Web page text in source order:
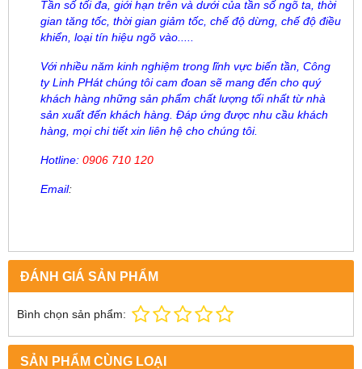
Tần số tối đa, giới hạn trên và dưới của tần số ngõ ta, thời
gian tăng tốc, thời gian giảm tốc, chế độ dừng, chế độ điều
khiển, loại tín hiệu ngõ vào.....
Với nhiều năm kinh nghiệm trong lĩnh vực biến tần, Công
ty Linh PHát chúng tôi cam đoan sẽ mang đến cho quý
khách hàng những sản phẩm chất lượng tối nhất từ nhà
sản xuất đến khách hàng. Đáp ứng được nhu cầu khách
hàng, mọi chi tiết xin liên hệ cho chúng tôi.
Hotline: 0906 710 120
Email:
ĐÁNH GIÁ SẢN PHẨM
Bình chọn sản phẩm:
SẢN PHẨM CÙNG LOẠI